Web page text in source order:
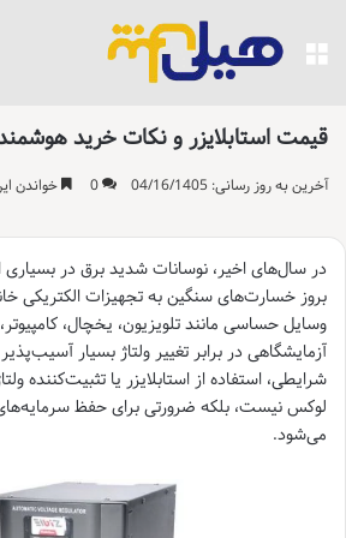
منو
قیمت استابلایزر و نکات خرید
آخرین به روز رسانی: 04/16/1405 0 خواندن این مطلب
در سال‌های اخیر، نوسانات شدید برق در
بروز خسارت‌های سنگین به تجهیزات الکتریکی
وسایل حساسی مانند تلویزیون، یخچال،
آزمایشگاهی در برابر تغییر ولتاژ بسیار
شرایطی، استفاده از استابلایزر یا تثبیت‌کننده
لوکس نیست، بلکه ضرورتی برای حفظ
می‌شود.